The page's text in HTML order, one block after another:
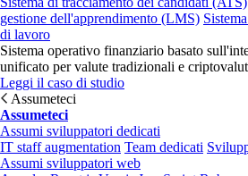
gestione dell'apprendimento (LMS)
di lavoro
Sistema operativo finanziario basato
unificato per valute tradizionali e
Leggi il caso di studio
Assumeteci
Assumeteci
Assumi sviluppatori dedicati
IT staff augmentation Team dedicati
Assumi sviluppatori web